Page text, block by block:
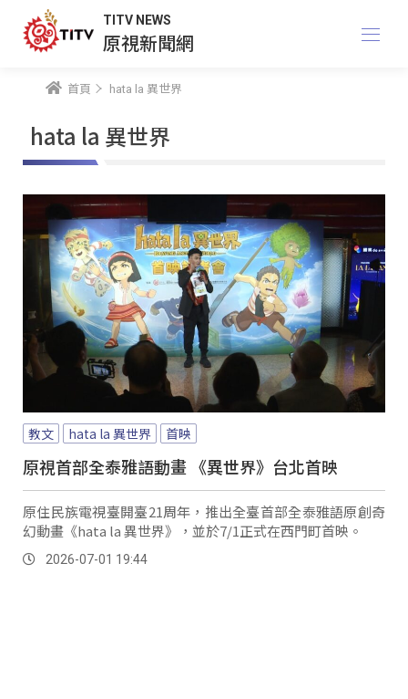
TITV NEWS
原視新聞網
首頁 hata la 異世界
hata la 異世界
教文 hata la 異世界 首映
原視首部全泰雅語動畫 《異世界》台北首映
原住民族電視臺開臺21周年，推出全臺首部全泰雅語原創奇
幻動畫《hata la 異世界》，並於7/1正式在西門町首映。
2026-07-01 19:44